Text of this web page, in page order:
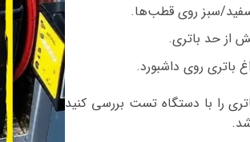
سبز روی قطب‌ها.
از حد باتری.
روی داشبورد.
را با دستگاه تست بررسی کنید